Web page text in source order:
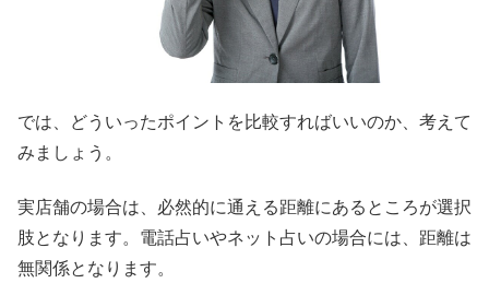
では、どういったポイントを比較すればいいのか、考えて
みましょう。
実店舗の場合は、必然的に通える距離にあるところが選択
肢となります。電話占いやネット占いの場合には、距離は
無関係となります。